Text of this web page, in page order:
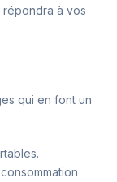
répondra à vos
qui en font un